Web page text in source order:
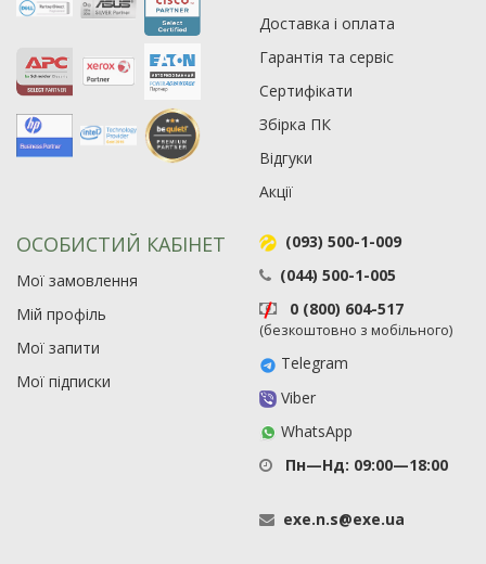
90
19
21
63
Доставка і оплата
Гарантія та сервіс
Сертифікати
Збірка ПК
Відгуки
Акції
ОСОБИСТИЙ КАБІНЕТ
Мої замовлення
Мій профіль
Мої запити
Мої підписки
(093) 500-1-009
(044) 500-1-005
0 (800) 604-517
(безкоштовно з мобільного)
Telegram
Viber
WhatsApp
Пн—Нд: 09:00—18:00
exe.n.s@exe.ua